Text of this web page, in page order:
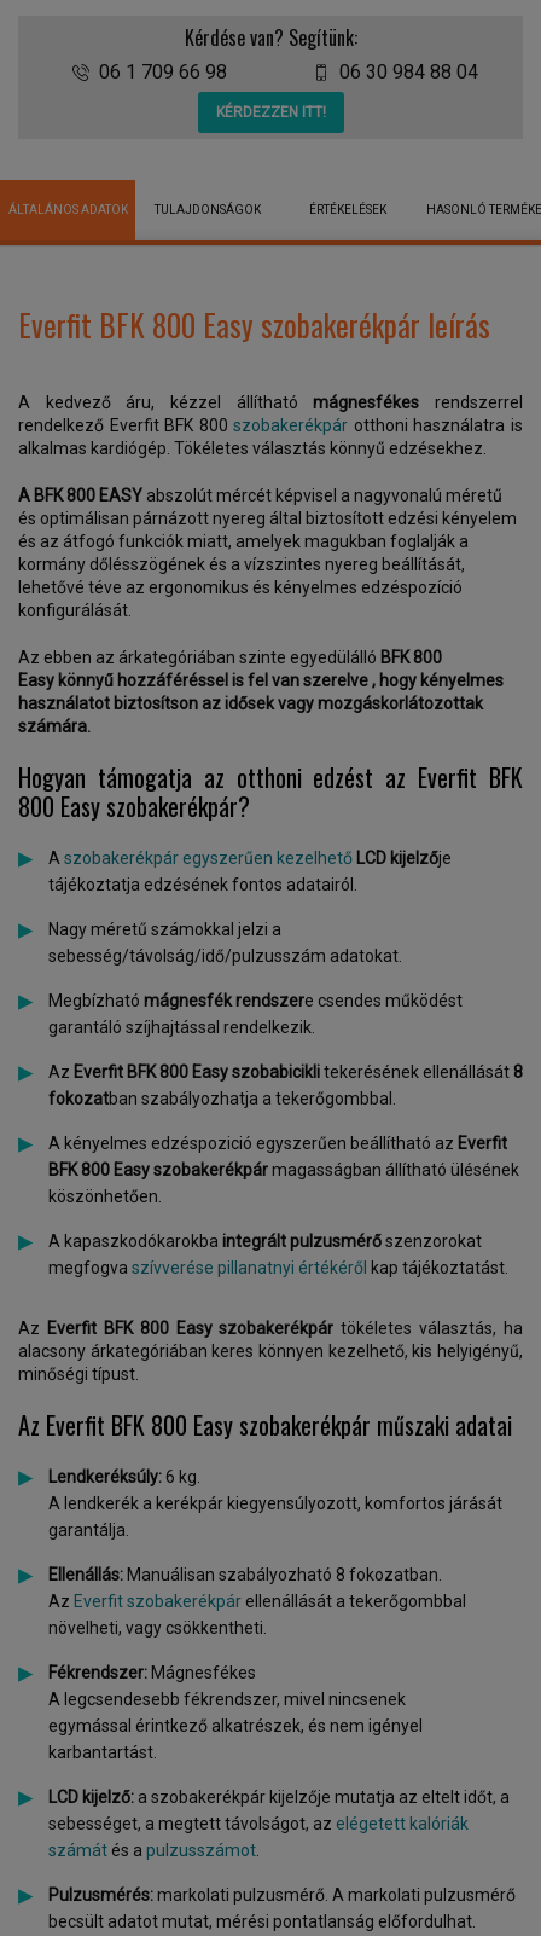
Kérdése van? Segítünk:
06 1 709 66 98 06 30 984 88 04
KÉRDEZZEN ITT!
ÁLTALÁNOS ADATOK TULAJDONSÁGOK ÉRTÉKELÉSEK HASONLÓ
Everfit BFK 800 Easy szobakerékpár leírás
A kedvező áru, kézzel állíthatómágnesfékes rendszerrel
rendelkező Everfit BFK 800szobakerékpár otthoni használatra is
alkalmas kardiógép. Tökéletes választás könnyű edzésekhez.
A BFK 800 EASY abszolút mércét képvisel a nagyvonalú méretű
és optimálisan párnázott nyereg által biztosított edzési kényelem
és az átfogó funkciók miatt, amelyek magukban foglalják a
kormány dőlésszögének és a vízszintes nyereg beállítását,
lehetővé téve az ergonomikus és kényelmes edzéspozíció
konfigurálását.
Az ebben az árkategóriában szinte egyedülálló BFK 800
Easy könnyű hozzáféréssel is fel van szerelve , hogy kényelmes
használatot biztosítson az idősek vagy mozgáskorlátozottak
számára.
Hogyan támogatja az otthoni edzést az Everfit BFK
800 Easy szobakerékpár?
A szobakerékpár egyszerűen kezelhető LCD kijelzője
tájékoztatja edzésének fontos adatairól.
Nagy méretű számokkal jelzi a
sebesség/távolság/idő/pulzusszám adatokat.
Megbízható mágnesfék rendszere csendes működést
garantáló szíjhajtással rendelkezik.
Az Everfit BFK 800 Easy szobabiciklitekerésének ellenállását 8
fokozatban szabályozhatja a tekerőgombbal.
A kényelmes edzéspozició egyszerűen beállítható az Everfit
BFK 800 Easy szobakerékpármagasságban állítható ülésének
köszönhetően.
A kapaszkodókarokba integrált pulzusmérőszenzorokat
megfogva szívverése pillanatnyi értékéről kap tájékoztatást.
Az Everfit BFK 800 Easy szobakerékpár tökéletes választás, ha
alacsony árkategóriában keres könnyen kezelhető, kis helyigényű,
minőségi típust.
Az Everfit BFK 800 Easy szobakerékpár műszaki adatai
Lendkeréksúly:6 kg.
A lendkerék a kerékpár kiegyensúlyozott, komfortos járását
garantálja.
Ellenállás: Manuálisan szabályozható 8 fokozatban.
Az Everfit szobakerékpár ellenállását a tekerőgombbal
növelheti, vagy csökkentheti.
Fékrendszer: Mágnesfékes
A legcsendesebb fékrendszer, mivel nincsenek
egymással érintkező alkatrészek, és nem igényel
karbantartást.
LCD kijelző: a szobakerékpár kijelzője mutatja az eltelt időt, a
sebességet, a megtett távolságot, az elégetett kalóriák
számát és a pulzusszámot
Pulzusmérés:markolati pulzusmérő. A markolati pulzusmérő
becsült adatot mutat, mérési pontatlanság előfordulhat.